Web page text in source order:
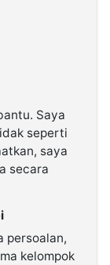
Saya
seperti
saya
secara
persoalan,
kelompok